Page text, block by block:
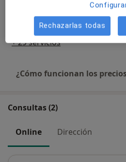
Tratamiento para la depresión
Detalles
+ 29 servicios
¿Cómo funcionan los
Consultas (2)
Online Dirección
Rechazarlas todas